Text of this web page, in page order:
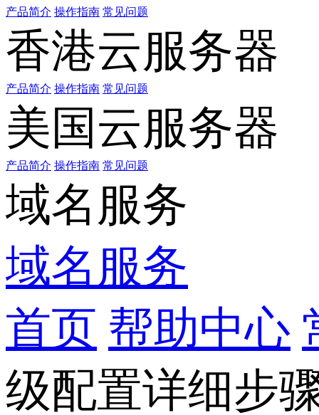
产品简介 操作指南 常见问题
香港云服务器
产品简介 操作指南 常见问题
美国云服务器
产品简介 操作指南 常见问题
域名服务
域名服务
首页 帮助中心
级配置详细步